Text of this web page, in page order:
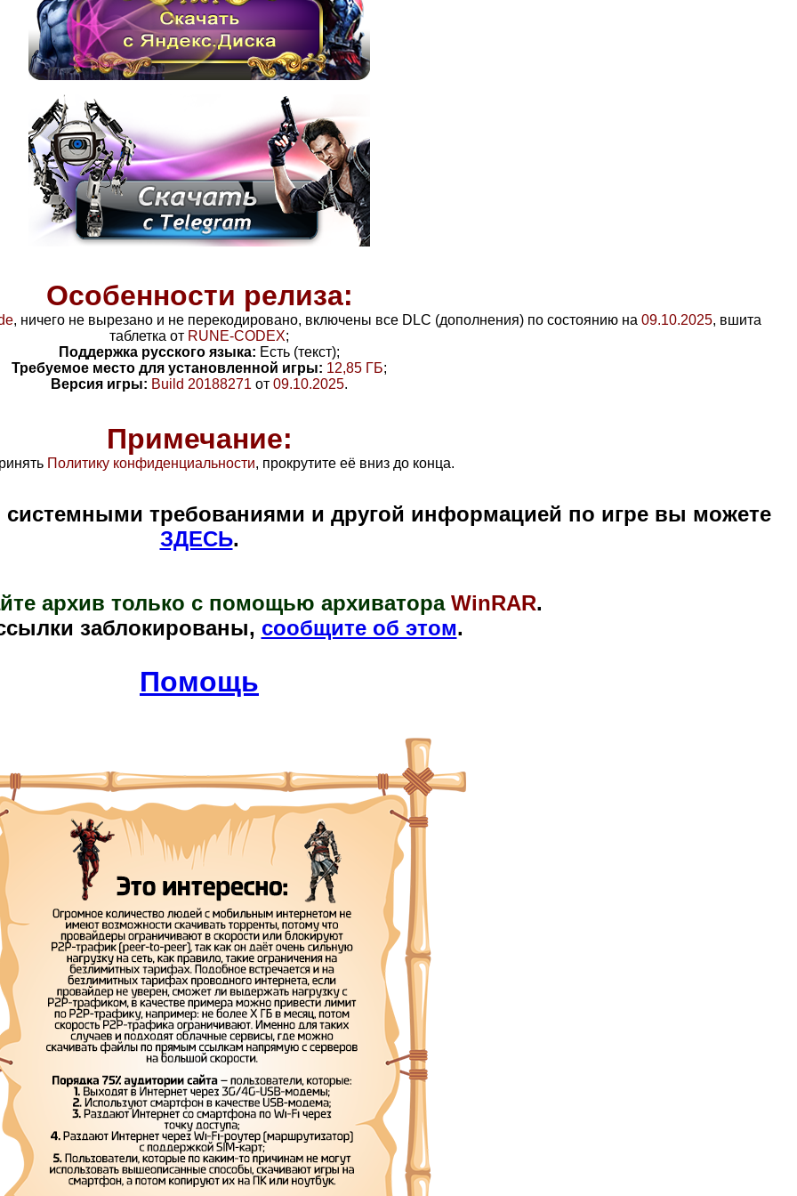
Особенности релиза:
, ничего не вырезано и не перекодировано, включены все DLC (дополнения) по состоянию на 09.10.2025, вшита
таблетка от RUNE-CODEX;
Поддержка русского языка: Есть (текст);
Требуемое место для установленной игры: 12,85 ГБ;
Версия игры: Build 20188271 от 09.10.2025.
Примечание:
Политику конфиденциальности, прокрутите её вниз до конца.
требованиями и другой информацией по игре вы можете
ЗДЕСЬ.
архив только с помощью архиватора WinRAR.
заблокированы, сообщите об этом.
Помощь